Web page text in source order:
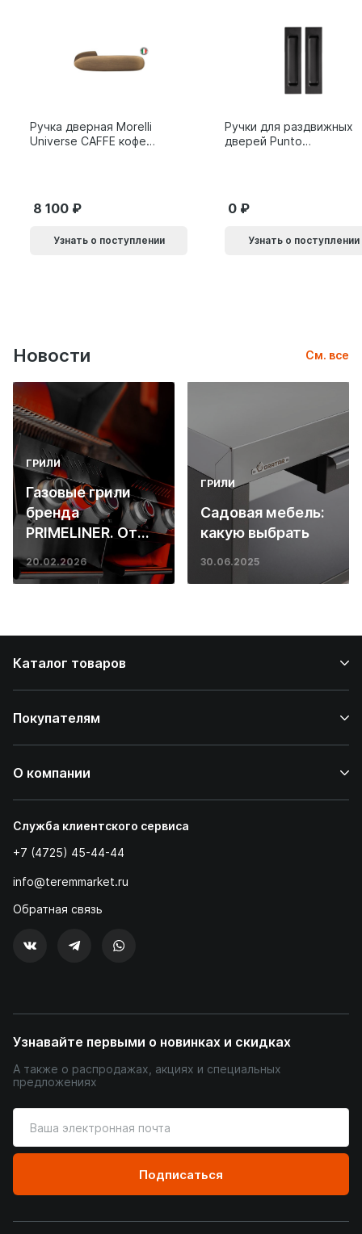
Ручка дверная Morelli
Universe CAFFE кофе
8 100
Узнать о поступлении
Ручки для раздвижных
дверей Punto
0
Узнать о поступлении
Новости См. все
ГРИЛИ
Газовые грили
бренда
PRIMELINER. От
основ инженерии
до ресторанных
20.02.2026
ГРИЛИ
Садовая мебель:
какую выбрать
30.06.2025
Каталог товаров
Покупателям
О компании
Служба клиентского сервиса
+7 (4725) 45-44-44
info@teremmarket.ru
Обратная связь
Узнавайте первыми о новинках и скидках
А также о распродажах, акциях и специальных
предложениях
ваш
адрес
почты
Подписаться